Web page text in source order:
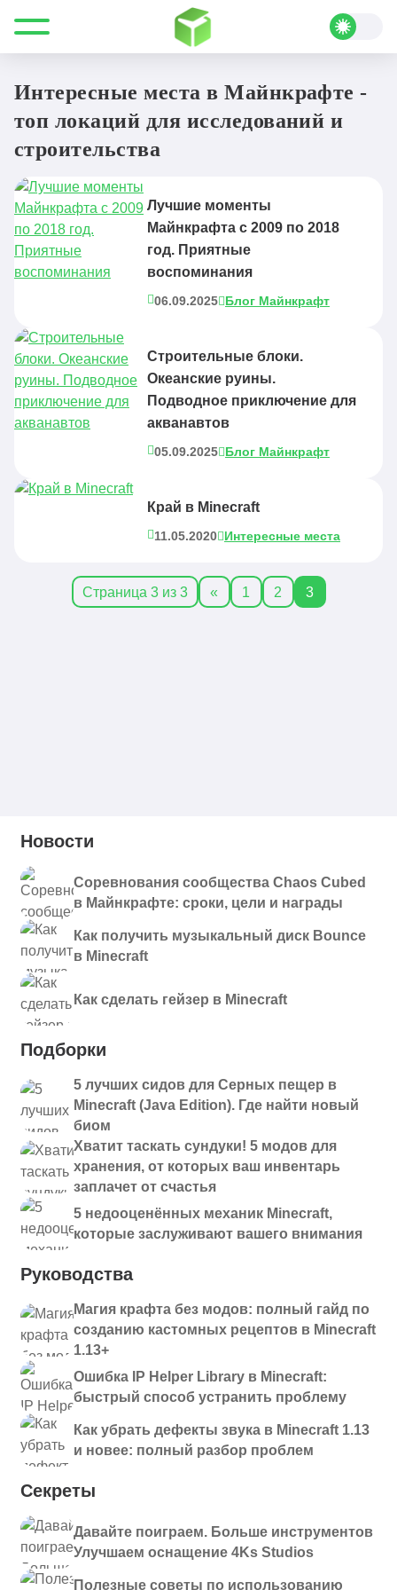
Все для Minecraft
Полезные статьи
Интересные места в Майнкрафте -
топ локаций для исследований и
строительства
Лучшие моменты
Майнкрафта с 2009 по 2018
год. Приятные
воспоминания
06.09.2025 Блог Майнкрафт
Строительные блоки.
Океанские руины.
Подводное приключение для
акванавтов
05.09.2025 Блог Майнкрафт
Край в Minecraft
11.05.2020 Интересные места
Страница 3 из 3 « 1 2 3
Новости
Соревнования сообщества Chaos Cubed
в Майнкрафте: сроки, цели и награды
Как получить музыкальный диск Bounce
в Minecraft
Как сделать гейзер в Minecraft
Подборки
5 лучших сидов для Серных пещер в
Minecraft (Java Edition). Где найти новый
биом
Хватит таскать сундуки! 5 модов для
хранения, от которых ваш инвентарь
заплачет от счастья
5 недооценённых механик Minecraft,
которые заслуживают вашего внимания
Руководства
Магия крафта без модов: полный гайд по
созданию кастомных рецептов в Minecraft
1.13+
Ошибка IP Helper Library в Minecraft:
быстрый способ устранить проблему
Как убрать дефекты звука в Minecraft 1.13
и новее: полный разбор проблем
Секреты
Давайте поиграем. Больше инструментов
Улучшаем оснащение 4Ks Studios
Полезные советы по использованию